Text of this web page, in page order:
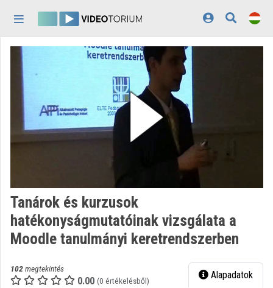
Kezdőlap
Bejelentkezés
Felfedezés
Kategóriák
Közreműködők
Megjelenés:világos
Tanárok és kurzusok
hatékonyságmutatóinak vizsgálata a
Moodle tanulmányi keretrendszerben
102megtekintés
0.00 (0 értékelésből) Alapadatok